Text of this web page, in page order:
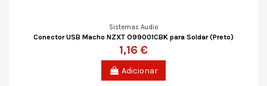
Sistemas Audio
Conector USB Macho NZXT O99001CBK para Soldar (Preto)
1,16 €
Adicionar